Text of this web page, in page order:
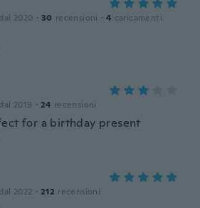
2020 · 30 recensioni · 4 caricamenti
2019 · 24 recensioni
for a birthday present
2022 · 212 recensioni